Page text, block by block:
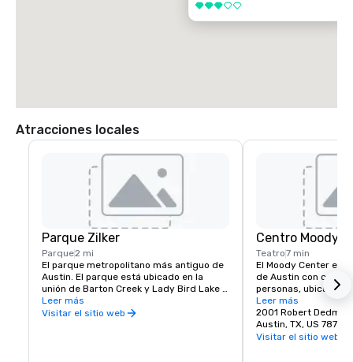
3 de 5
Atracciones locales
Parque Zilker
Parque2 mi
El parque metropolitano más antiguo de
Austin. El parque está ubicado en la
unión de Barton Creek y Lady Bird Lake y
comprende más de 350 acres de tierra
de propiedad pública. El parque sirve
Leer más
Visitar el sitio web
Centro Moody
Teatro7 min
El Moody Center es
de Austin con
personas, ubicado
Universidad de
2022, este moderno
de 150 eventos al
conciertos,
Leer más
2001 Robert Dedman
Austin, TX, US 78712
Visitar el sitio web